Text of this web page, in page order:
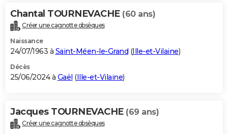
Bricolage
Lifestyle
Culture
Sport
Auto
Television
Voyage
Cinema
Chantal TOURNEVACHE (60 ans)
Créer une cagnotte obsèques
Naissance
24/07/1963 à Saint-Méen-le-Grand (Ille-et-Vilaine)
Décès
25/06/2024 à Gaël (Ille-et-Vilaine)
Jacques TOURNEVACHE (69 ans)
Créer une cagnotte obsèques